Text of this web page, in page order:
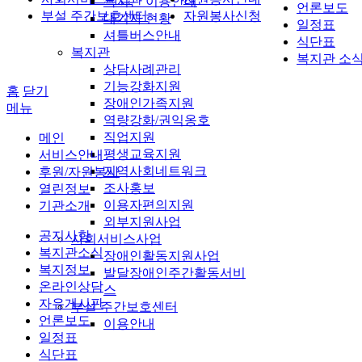
대기자 현황
셔틀버스안내
복지관
상담사례관리
기능강화지원
장애인가족지원
역량강화/권익옹호
직업지원
평생교육지원
지역사회네트워크
조사홍보
이용자편의지원
외부지원사업
사회서비스사업
장애인활동지원사업
발달장애인주간활동서비
스
부설 주간보호센터
이용안내
부설 주간보호센터
자원봉사신청
언론보도
일정표
식단표
복지관 소
홈 닫기
메뉴
메인
서비스안내
후원/자원봉사
열린정보
기관소개
공지사항
복지관소식
복지정보
온라인상담
자유게시판
언론보도
일정표
식단표